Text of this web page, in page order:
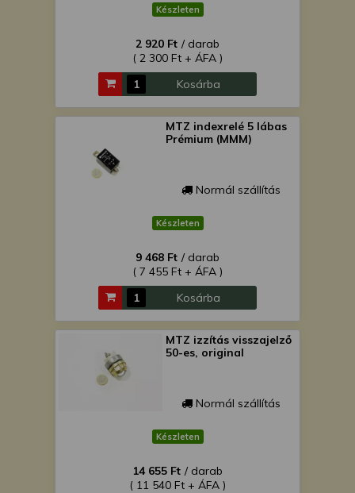
Készleten
2 920 Ft / darab
( 2 300 Ft + ÁFA )
Kosárba
MTZ indexrelé 5 lábas
Prémium (MMM)
Normál szállítás
Készleten
9 468 Ft / darab
( 7 455 Ft + ÁFA )
Kosárba
MTZ izzítás visszajelző
50-es, original
Normál szállítás
Készleten
14 655 Ft / darab
( 11 540 Ft + ÁFA )